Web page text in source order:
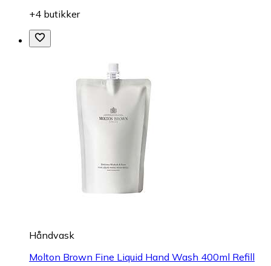
+4 butikker
Håndvask
Molton Brown Fine Liquid Hand Wash 400ml Refill